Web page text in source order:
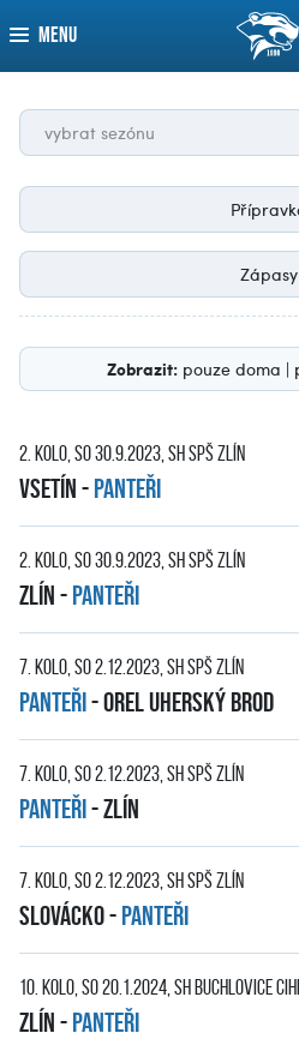
MENU
vybrat sezónu
Zápasy
Zobrazit: pouze doma |
2. kolo, so 30.9.2023, SH SPŠ Zlín
Vsetín-PANTEŘI
2. kolo, so 30.9.2023, SH SPŠ Zlín
Zlín-PANTEŘI
7. kolo, so 2.12.2023, SH SPŠ Zlín
PANTEŘI-Orel Uherský Brod
7. kolo, so 2.12.2023, SH SPŠ Zlín
PANTEŘI-Zlín
7. kolo, so 2.12.2023, SH SPŠ Zlín
Slovácko-PANTEŘI
10. kolo, so 20.1.2024, SH Buchlovice
Zlín-PANTEŘI